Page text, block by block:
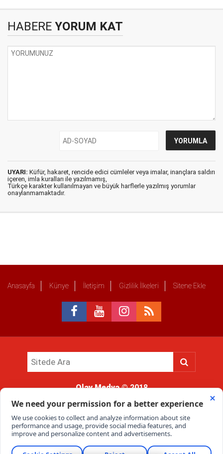
HABERE YORUM KAT
UYARI: Küfür, hakaret, rencide edici cümleler veya imalar, inançlara saldırı
içeren, imla kuralları ile yazılmamış,
Türkçe karakter kullanılmayan ve büyük harflerle yazılmış yorumlar
onaylanmamaktadır.
Anasayfa Künye İletişim Gizlilik İlkeleri Sitene Ekle
Olay Medya© 2018
kullanımı hukuki yaptırıma tabidir.